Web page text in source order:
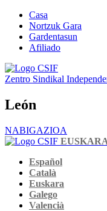
Casa
Nortzuk Gara
Gardentasun
Afiliado
Zentro Sindikal
León
NABIGAZIOA
Español
Català
Euskara
Galego
Valencià